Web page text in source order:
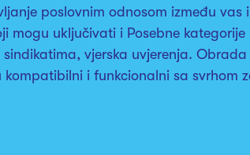
poslovnim odnosom između
mogu uključivati i Posebne
vjerska uvjerenja.
i funkcionalni sa svrhom